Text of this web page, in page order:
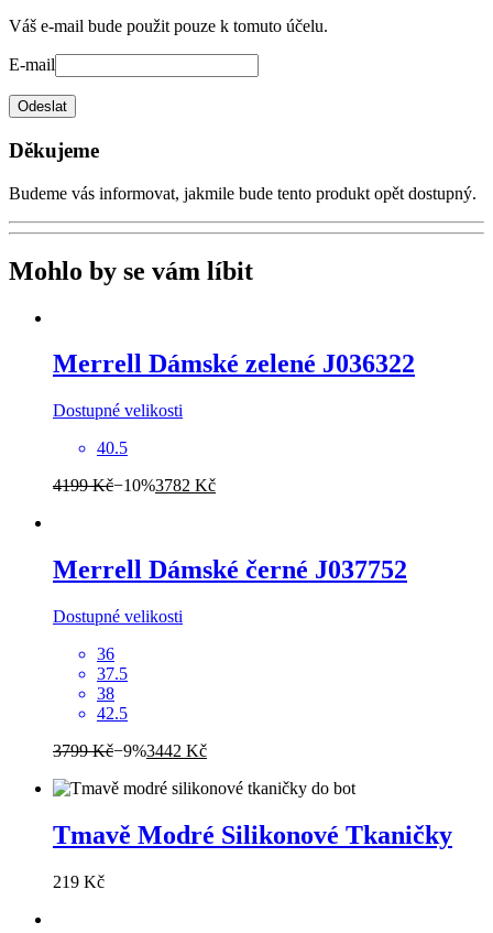
Váš e-mail bude použit pouze k tomuto účelu.
E-mail
Odeslat
Děkujeme
Budeme vás informovat, jakmile bude tento produkt opět dostupný.
Mohlo by se vám líbit
Merrell Dámské zelené J036322
Dostupné velikosti
40.5
4199 Kč−10%3782 Kč
Merrell Dámské černé J037752
Dostupné velikosti
36
37.5
38
42.5
3799 Kč−9%3442 Kč
Tmavě Modré Silikonové Tkaničky
219 Kč